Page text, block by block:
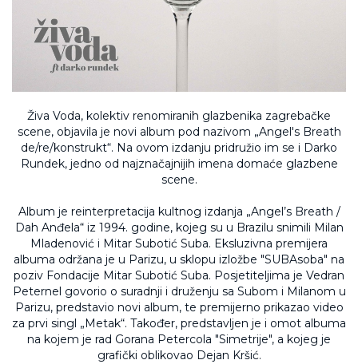
Živa Voda, kolektiv renomiranih glazbenika zagrebačke
scene, objavila je novi album pod nazivom „Angel's Breath
de/re/konstrukt“. Na ovom izdanju pridružio im se i Darko
Rundek, jedno od najznačajnijih imena domaće glazbene
scene.
Album je reinterpretacija kultnog izdanja „Angel’s Breath /
Dah Anđela“ iz 1994. godine, kojeg su u Brazilu snimili Milan
Mladenović i Mitar Subotić Suba. Eksluzivna premijera
albuma održana je u Parizu, u sklopu izložbe "SUBAsoba" na
poziv Fondacije Mitar Subotić Suba. Posjetiteljima je Vedran
Peternel govorio o suradnji i druženju sa Subom i Milanom u
Parizu, predstavio novi album, te premijerno prikazao video
za prvi singl „Metak“. Također, predstavljen je i omot albuma
na kojem je rad Gorana Petercola "Simetrije", a kojeg je
grafički oblikovao Dejan Kršić.